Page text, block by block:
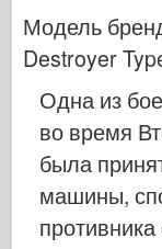
Бронко
Кибер-
Дракона
Эдуард
E.T. Модель
Тонкие
Модель
Destroyer
Одна из
во время
была
машины,